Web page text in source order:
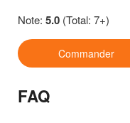
Note: 5.0 (Total: 7+)
Commander
FAQ